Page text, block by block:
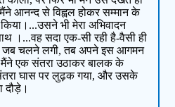
आनन्द से विह्वल होकर सम्मान के
भी मेरा अभिवादन
।...वह सदा एक-सी रही है-वैसी ही
जब चलने लगी, तब अपने इस आगमन
एक संतरा उठाकर बालक के
घास पर लुढ़क गया, और उसके
दौड़े।